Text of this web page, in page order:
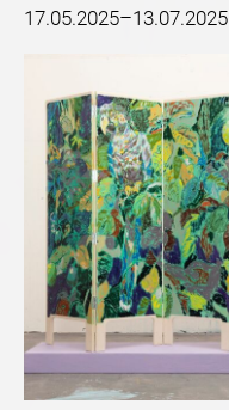
17.05.2025–13.07.2025